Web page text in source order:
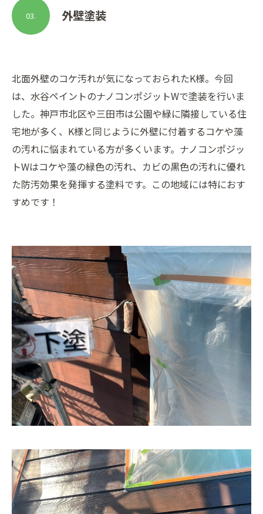
外壁塗装
03.
北面外壁のコケ汚れが気になっておられたK様。今回
は、水谷ペイントのナノコンポジットWで塗装を行いま
した。神戸市北区や三田市は公園や緑に隣接している住
宅地が多く、K様と同じように外壁に付着するコケや藻
の汚れに悩まれている方が多くいます。ナノコンポジッ
トWはコケや藻の緑色の汚れ、カビの黒色の汚れに優れ
た防汚効果を発揮する塗料です。この地域には特におす
すめです！